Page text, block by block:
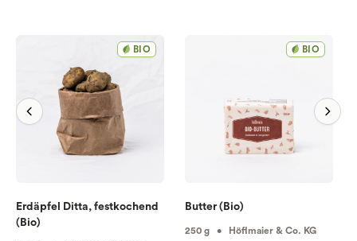
BIO
Erdäpfel Ditta, festkochend
(Bio)
BIO
Butter (Bio)
250 g • Höflmaier & Co. KG